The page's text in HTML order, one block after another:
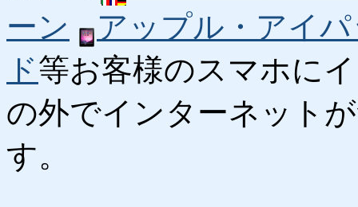
ーン
アップル・アイ
ド等お客様のスマホに
の外でインターネット
す。